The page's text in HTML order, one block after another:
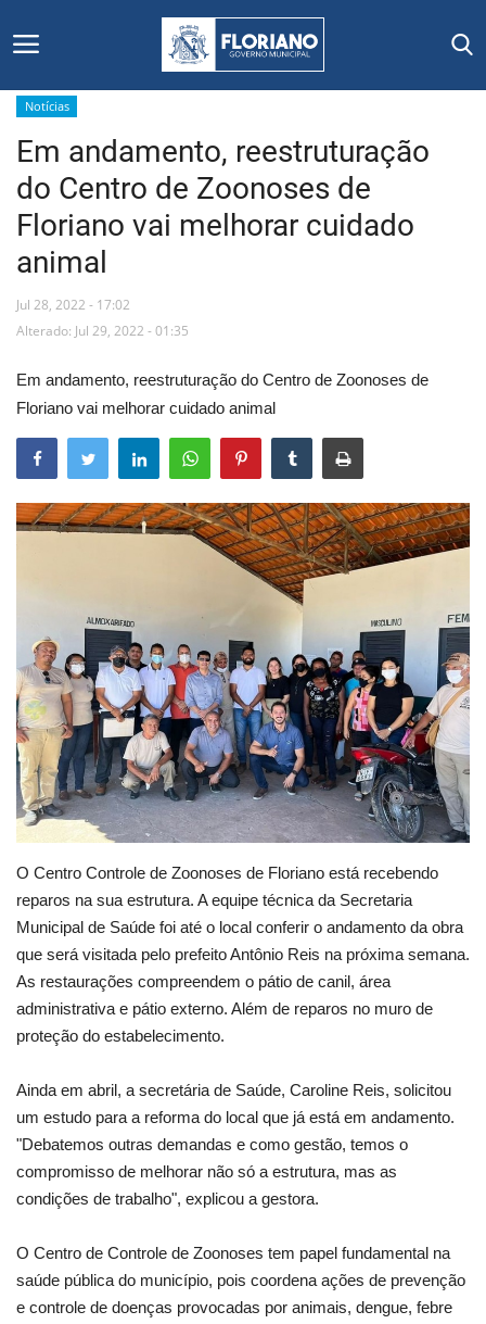
Início
Editais
Floriano
Secretarias e Órgãos
Mural de Licitações
Vídeos
Webmail
Notícias
Em andamento, reestruturação
do Centro de Zoonoses de
Floriano vai melhorar cuidado
animal
Jul 28, 2022 - 17:02
Alterado: Jul 29, 2022 - 01:35
Em andamento, reestruturação do Centro de Zoonoses de
Floriano vai melhorar cuidado animal
O Centro Controle de Zoonoses de Floriano está recebendo
reparos na sua estrutura. A equipe técnica da Secretaria
Municipal de Saúde foi até o local conferir o andamento da obra
que será visitada pelo prefeito Antônio Reis na próxima semana.
As restaurações compreendem o pátio de canil, área
administrativa e pátio externo. Além de reparos no muro de
proteção do estabelecimento.
Ainda em abril, a secretária de Saúde, Caroline Reis, solicitou
um estudo para a reforma do local que já está em andamento.
"Debatemos outras demandas e como gestão, temos o
compromisso de melhorar não só a estrutura, mas as
condições de trabalho", explicou a gestora.
O Centro de Controle de Zoonoses tem papel fundamental na
saúde pública do município, pois coordena ações de prevenção
e controle de doenças provocadas por animais, dengue, febre